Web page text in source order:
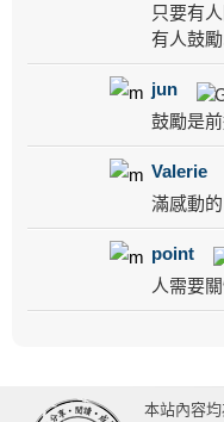
只要有
有人鼓
jun
鼓勵是
Valerie
滿感動
point
人需要
本站內容